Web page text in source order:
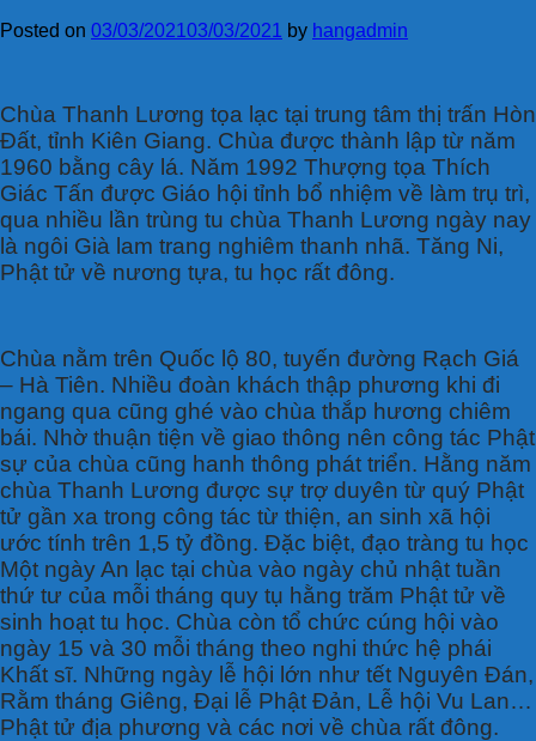
Posted on 03/03/202103/03/2021 by hangadmin
Chùa Thanh Lương tọa lạc tại trung tâm thị trấn Hòn
Đất, tỉnh Kiên Giang. Chùa được thành lập từ năm
1960 bằng cây lá. Năm 1992 Thượng tọa Thích
Giác Tấn được Giáo hội tỉnh bổ nhiệm về làm trụ trì,
qua nhiều lần trùng tu chùa Thanh Lương ngày nay
là ngôi Già lam trang nghiêm thanh nhã. Tăng Ni,
Phật tử về nương tựa, tu học rất đông.
Chùa nằm trên Quốc lộ 80, tuyến đường Rạch Giá
– Hà Tiên. Nhiều đoàn khách thập phương khi đi
ngang qua cũng ghé vào chùa thắp hương chiêm
bái. Nhờ thuận tiện về giao thông nên công tác Phật
sự của chùa cũng hanh thông phát triển. Hằng năm
chùa Thanh Lương được sự trợ duyên từ quý Phật
tử gần xa trong công tác từ thiện, an sinh xã hội
ước tính trên 1,5 tỷ đồng. Đặc biệt, đạo tràng tu học
Một ngày An lạc tại chùa vào ngày chủ nhật tuần
thứ tư của mỗi tháng quy tụ hằng trăm Phật tử về
sinh hoạt tu học. Chùa còn tổ chức cúng hội vào
ngày 15 và 30 mỗi tháng theo nghi thức hệ phái
Khất sĩ. Những ngày lễ hội lớn như tết Nguyên Đán,
Rằm tháng Giêng, Đại lễ Phật Đản, Lễ hội Vu Lan…
Phật tử địa phương và các nơi về chùa rất đông.